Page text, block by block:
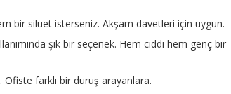
bir siluet isterseniz. Akşam davetleri için uygun.
şık bir seçenek. Hem ciddi hem genç bir
farklı bir duruş arayanlara.